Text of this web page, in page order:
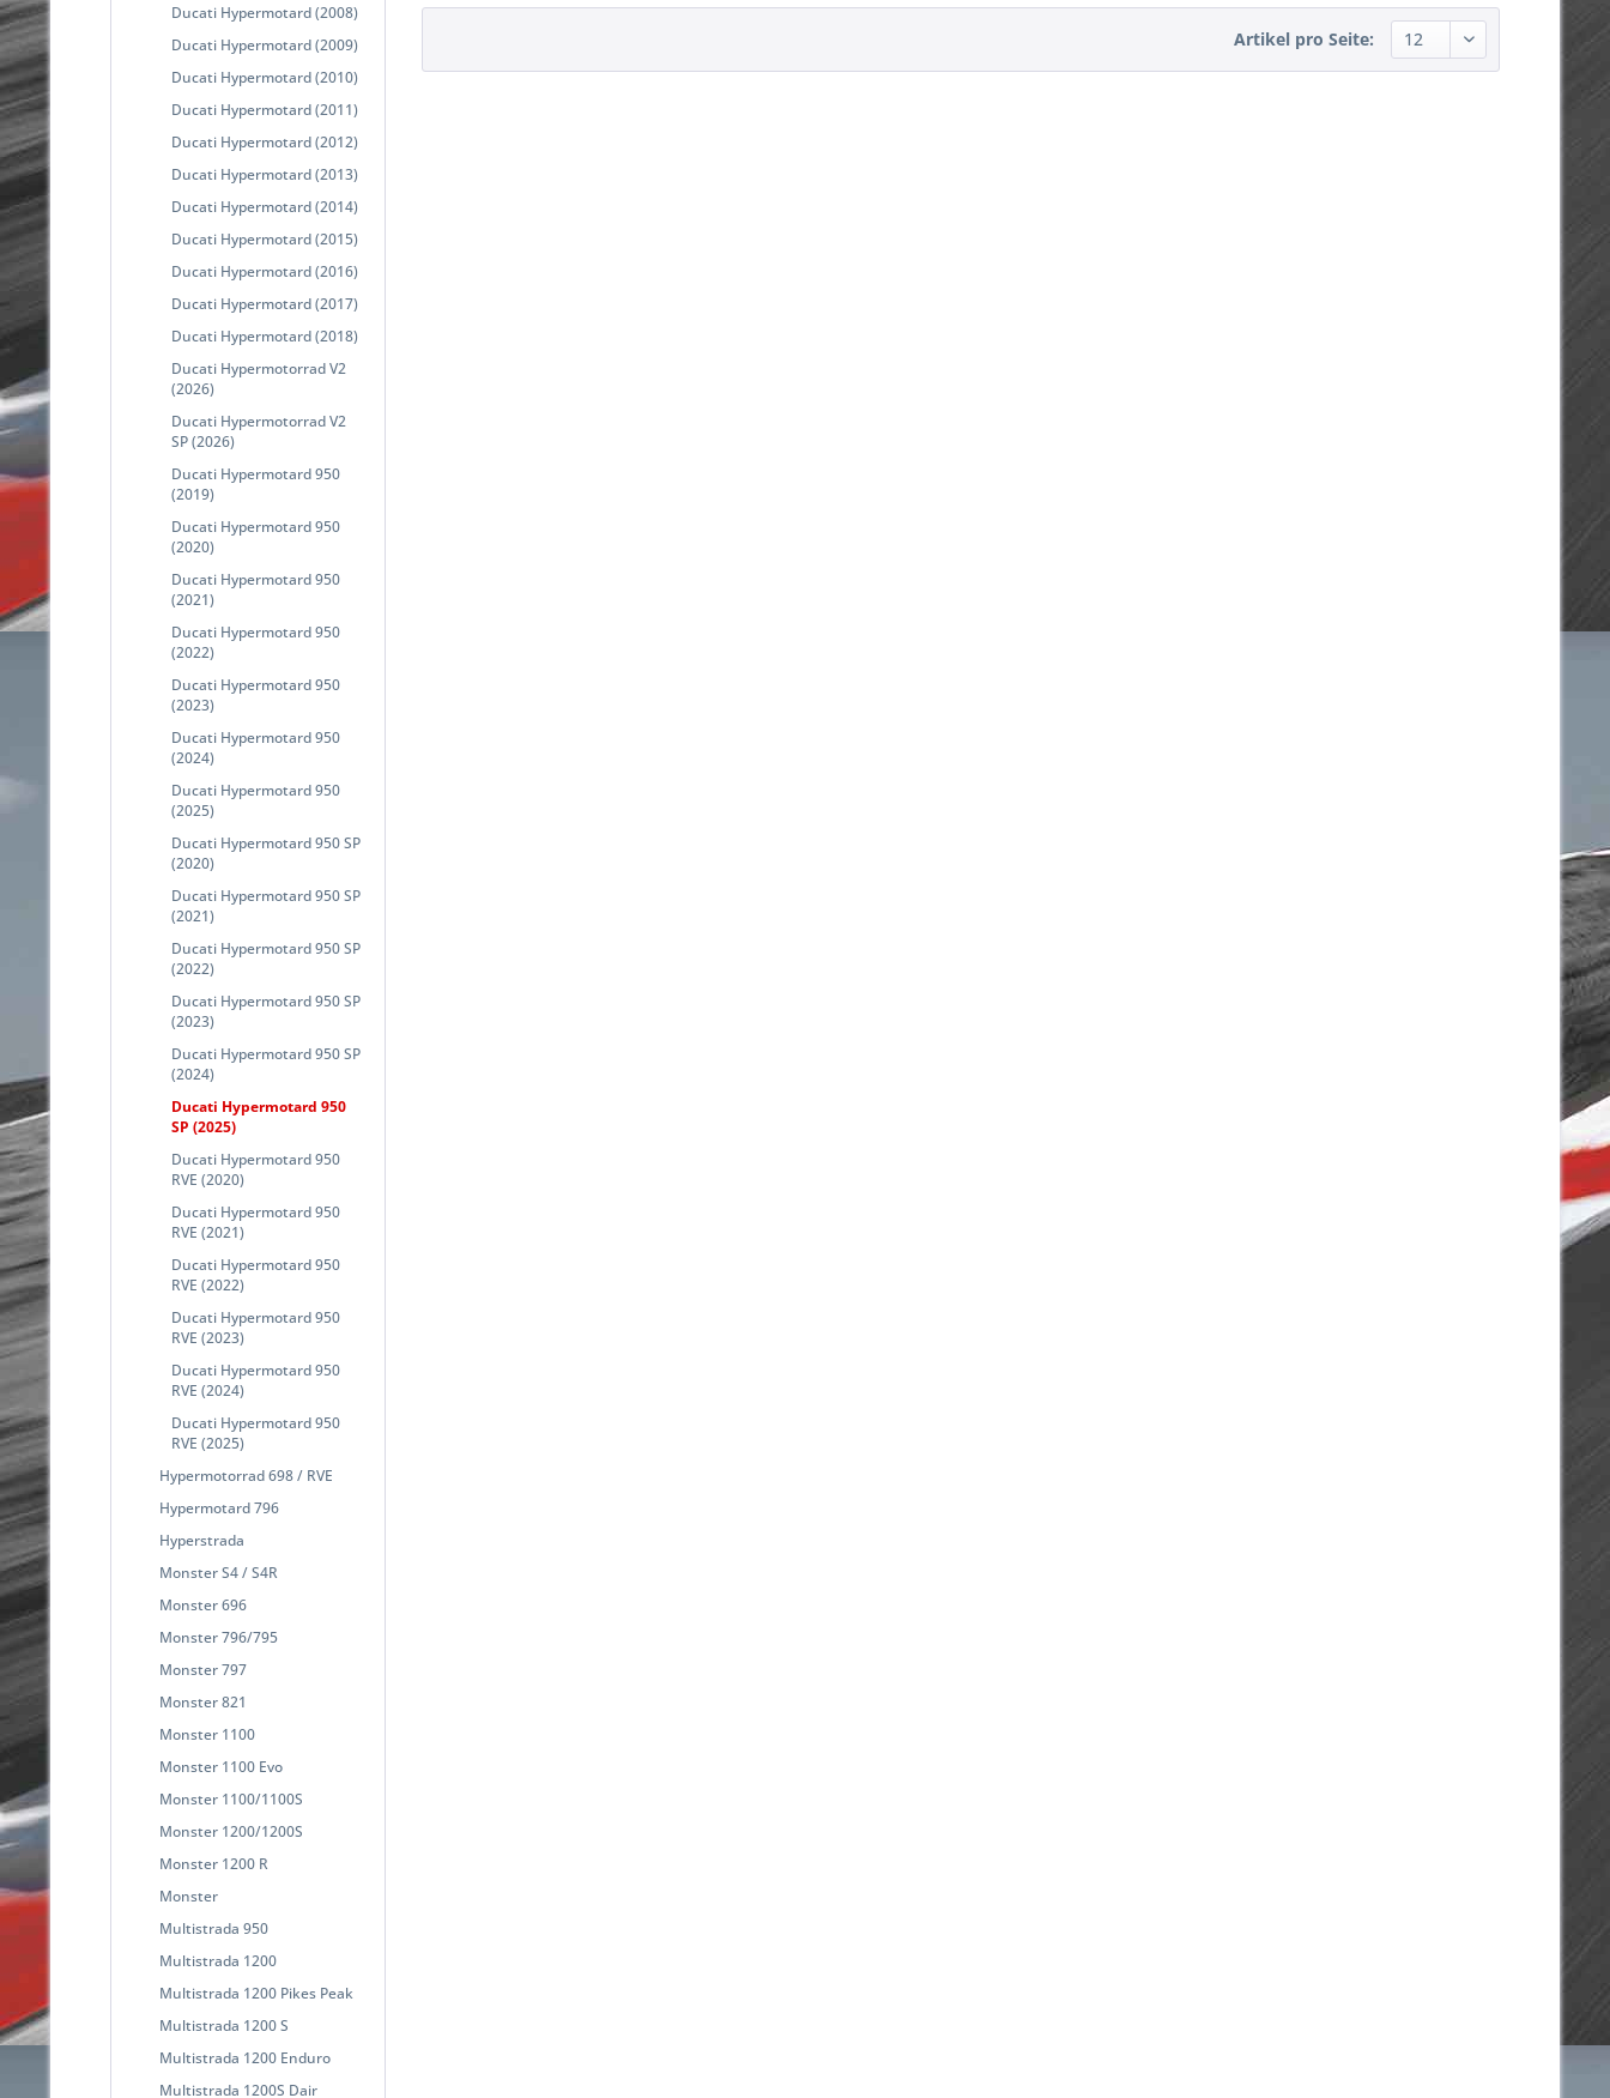
Ducati Hypermotard (2008)
Ducati Hypermotard (2009)
Ducati Hypermotard (2010)
Ducati Hypermotard (2011)
Ducati Hypermotard (2012)
Ducati Hypermotard (2013)
Ducati Hypermotard (2014)
Ducati Hypermotard (2015)
Ducati Hypermotard (2016)
Ducati Hypermotard (2017)
Ducati Hypermotard (2018)
Ducati Hypermotorrad V2
(2026)
Ducati Hypermotorrad V2
SP (2026)
Ducati Hypermotard 950
(2019)
Ducati Hypermotard 950
(2020)
Ducati Hypermotard 950
(2021)
Ducati Hypermotard 950
(2022)
Ducati Hypermotard 950
(2023)
Ducati Hypermotard 950
(2024)
Ducati Hypermotard 950
(2025)
Ducati Hypermotard 950 SP
(2020)
Ducati Hypermotard 950 SP
(2021)
Ducati Hypermotard 950 SP
(2022)
Ducati Hypermotard 950 SP
(2023)
Ducati Hypermotard 950 SP
(2024)
Ducati Hypermotard 950
SP (2025)
Ducati Hypermotard 950
RVE (2020)
Ducati Hypermotard 950
RVE (2021)
Ducati Hypermotard 950
RVE (2022)
Ducati Hypermotard 950
RVE (2023)
Ducati Hypermotard 950
RVE (2024)
Ducati Hypermotard 950
RVE (2025)
Hypermotorrad 698 / RVE
Hypermotard 796
Hyperstrada
Monster S4 / S4R
Monster 696
Monster 796/795
Monster 797
Monster 821
Monster 1100
Monster 1100 Evo
Monster 1100/1100S
Monster 1200/1200S
Monster 1200 R
Monster
Multistrada 950
Multistrada 1200
Multistrada 1200 Pikes Peak
Multistrada 1200 S
Multistrada 1200 Enduro
Multistrada 1200S Dair
Artikel pro Seite: